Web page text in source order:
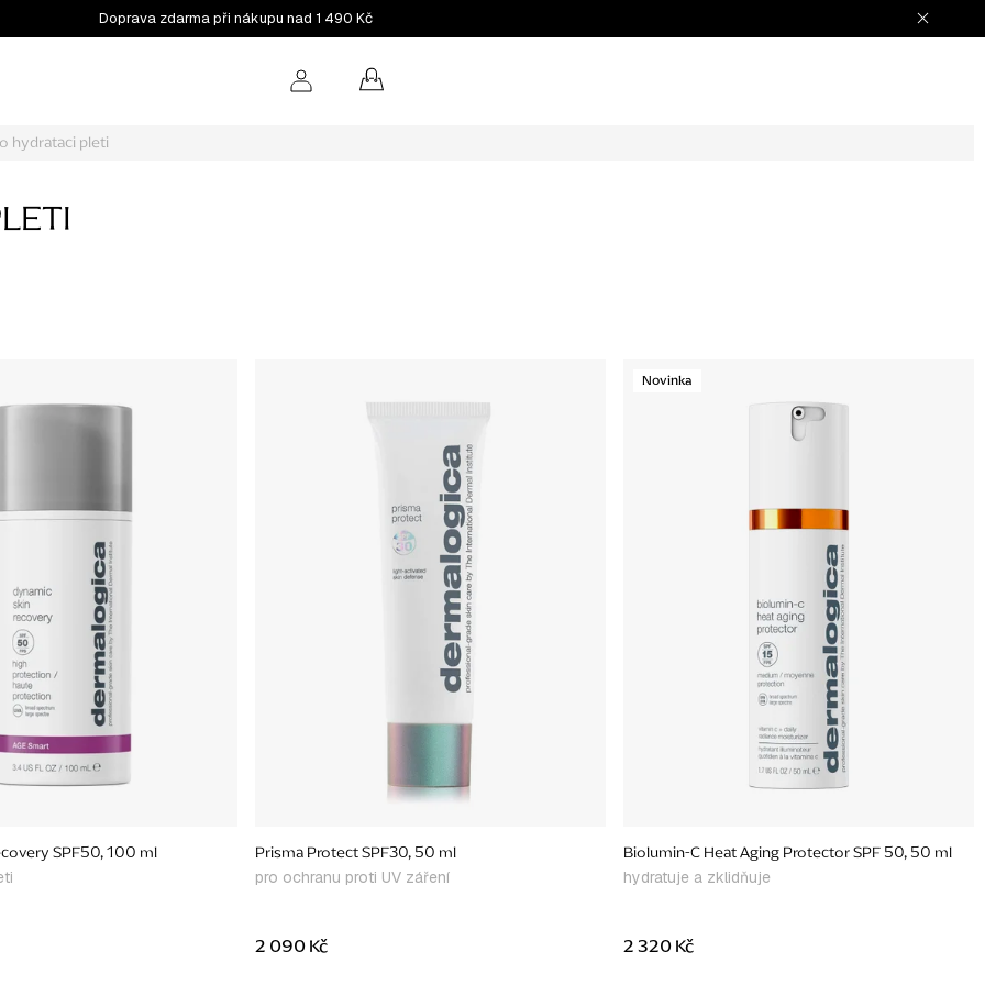
Doprava zdarma při nákupu nad 1 490 Kč
NÁKUPNÍ
KOŠÍK
hydrataci pleti
SPF50, 100 ml Prisma Protect SPF30, 50 ml
pro ochranu proti UV záření
2 090 Kč
Novinka
Biolumin-C Heat Aging Protector SPF 50, 50 ml
hydratuje a zklidňuje
2 320 Kč